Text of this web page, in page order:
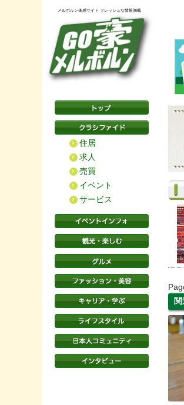
メルボルン体感サイト フレッシュな情報満載
住居
求人
売買
イベント
サービス